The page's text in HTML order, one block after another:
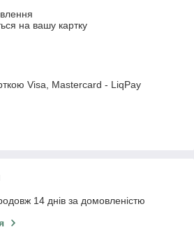
на вашу картку
Visa, Mastercard - LiqPay
14 днів за домовленістю